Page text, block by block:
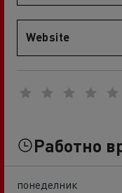
Website
Работно
понеделник